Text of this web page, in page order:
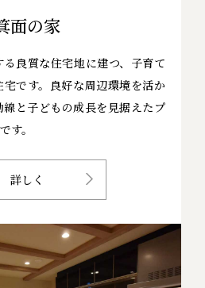
面の家
良質な住宅地に建つ、子育て
です。良好な周辺環境を活か
線と子どもの成長を見据えたプ
す。
詳しく